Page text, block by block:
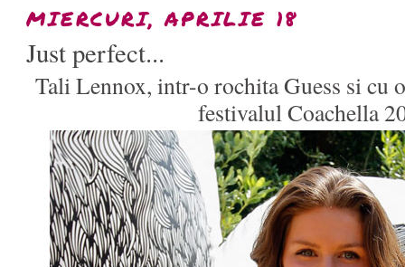
MIERCURI, APRILIE 18
Just perfect...
Tali Lennox, intr-o rochita Guess si cu
festivalul Coachella